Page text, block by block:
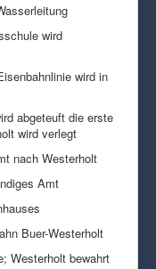
wird
wird in
abgeteuft die erste
wird verlegt
nach Westerholt
Amt
Buer-Westerholt
Westerholt bewahrt